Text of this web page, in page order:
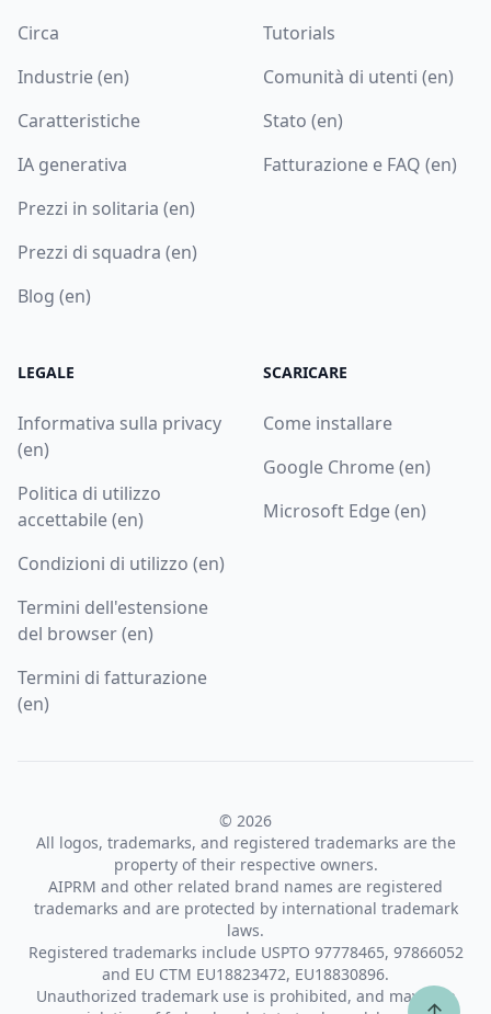
Circa
Industrie (en)
Caratteristiche
IA generativa
Prezzi in solitaria (en)
Prezzi di squadra (en)
Blog (en)
Tutorials
Comunità di utenti (en)
Stato (en)
Fatturazione e FAQ (en)
LEGALE
Informativa sulla privacy
(en)
Politica di utilizzo
accettabile (en)
Condizioni di utilizzo (en)
Termini dell'estensione
del browser (en)
Termini di fatturazione
(en)
SCARICARE
Come installare
Google Chrome (en)
Microsoft Edge (en)
© 2026
All logos, trademarks, and registered trademarks are the
property of their respective owners.
AIPRM and other related brand names are registered
trademarks and are protected by international trademark
laws.
Registered trademarks include USPTO 97778465, 97866052
and EU CTM EU18823472, EU18830896.
Unauthorized trademark use is prohibited, and may be a